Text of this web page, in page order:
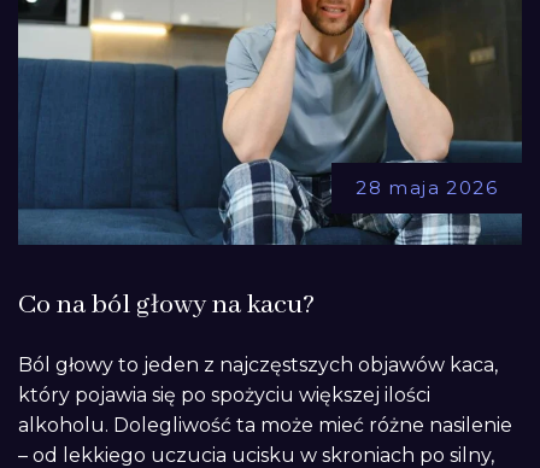
28 maja 2026
Co na ból głowy na kacu?
Ból głowy to jeden z najczęstszych objawów kaca,
który pojawia się po spożyciu większej ilości
alkoholu. Dolegliwość ta może mieć różne nasilenie
– od lekkiego uczucia ucisku w skroniach po silny,